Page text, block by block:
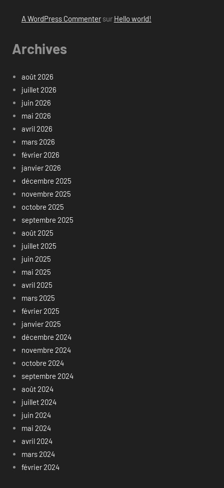
A WordPress Commentersur Hello world!
Archives
août 2026
juillet 2026
juin 2026
mai 2026
avril 2026
mars 2026
février 2026
janvier 2026
décembre 2025
novembre 2025
octobre 2025
septembre 2025
août 2025
juillet 2025
juin 2025
mai 2025
avril 2025
mars 2025
février 2025
janvier 2025
décembre 2024
novembre 2024
octobre 2024
septembre 2024
août 2024
juillet 2024
juin 2024
mai 2024
avril 2024
mars 2024
février 2024